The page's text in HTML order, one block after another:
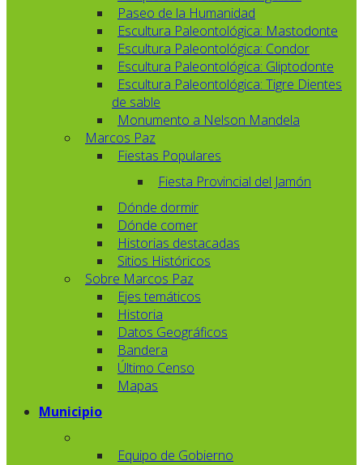
Paseo de la Humanidad
Escultura Paleontológica: Mastodonte
Escultura Paleontológica: Condor
Escultura Paleontológica: Gliptodonte
Escultura Paleontológica: Tigre Dientes
de sable
Monumento a Nelson Mandela
Marcos Paz
Fiestas Populares
Fiesta Provincial del Jamón
Dónde dormir
Dónde comer
Historias destacadas
Sitios Históricos
Sobre Marcos Paz
Ejes temáticos
Historia
Datos Geográficos
Bandera
Último Censo
Mapas
Municipio
Equipo de Gobierno